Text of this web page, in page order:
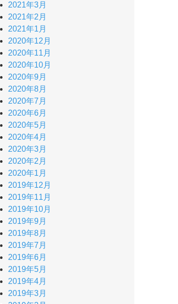
2021年3月
2021年2月
2021年1月
2020年12月
2020年11月
2020年10月
2020年9月
2020年8月
2020年7月
2020年6月
2020年5月
2020年4月
2020年3月
2020年2月
2020年1月
2019年12月
2019年11月
2019年10月
2019年9月
2019年8月
2019年7月
2019年6月
2019年5月
2019年4月
2019年3月